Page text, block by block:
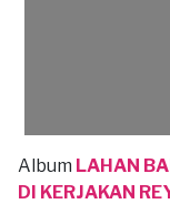
Album LAHAN
DI KERJAKAN